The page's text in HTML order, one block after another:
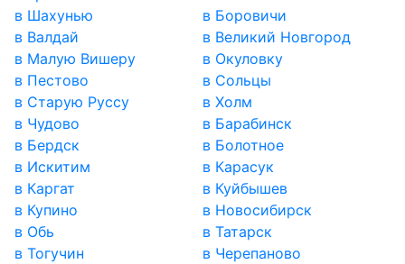
в Шахунью
в Боровичи
в Валдай
в Великий Новгород
в Малую Вишеру
в Окуловку
в Пестово
в Сольцы
в Старую Руссу
в Холм
в Чудово
в Барабинск
в Бердск
в Болотное
в Искитим
в Карасук
в Каргат
в Куйбышев
в Купино
в Новосибирск
в Обь
в Татарск
в Тогучин
в Черепаново